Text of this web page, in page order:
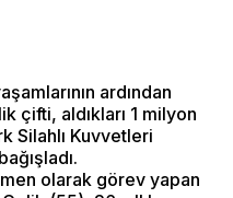
ardından
çifti, aldıkları 1 milyon
Silahlı Kuvvetleri
olarak görev yapan